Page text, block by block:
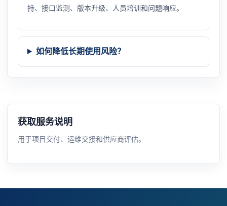
持、接口监测、版本升级、人员培训和问题响应。
如何降低长期使用风险？
获取服务说明
用于项目交付、运维交接和供应商评估。